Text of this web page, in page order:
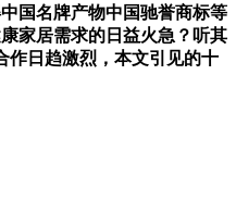
国名牌产物中国驰誉商标等
家居需求的日益火急？听其
作日趋激烈，本文引见的十